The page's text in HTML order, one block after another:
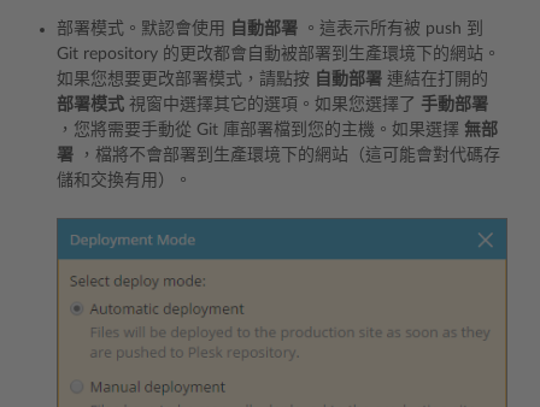
部署模式。默認會使用 自動部署 。這表示所有被 push 到
Git repository 的更改都會自動被部署到生產環境下的網站。
如果您想要更改部署模式，請點按 自動部署 連結在打開的
部署模式 視窗中選擇其它的選項。如果您選擇了 手動部署
，您將需要手動從 Git 庫部署檔到您的主機。如果選擇 無部
署 ，檔將不會部署到生產環境下的網站（這可能會對代碼存
儲和交換有用）。